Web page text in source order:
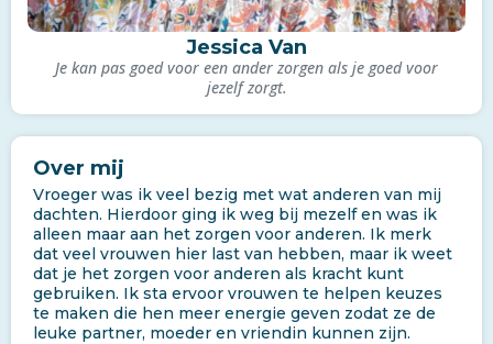
Jessica Van
Je kan pas goed voor een ander zorgen als je goed voor
jezelf zorgt.
Over mij
Vroeger was ik veel bezig met wat anderen van mij
dachten. Hierdoor ging ik weg bij mezelf en was ik
alleen maar aan het zorgen voor anderen. Ik merk
dat veel vrouwen hier last van hebben, maar ik weet
dat je het zorgen voor anderen als kracht kunt
gebruiken. Ik sta ervoor vrouwen te helpen keuzes
te maken die hen meer energie geven zodat ze de
leuke partner, moeder en vriendin kunnen zijn.